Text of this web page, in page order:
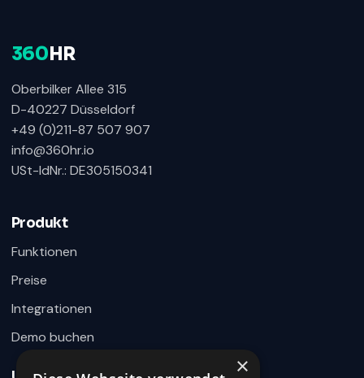
360 HR
Oberbilker Allee 315
D-40227 Düsseldorf
+49 (0)211-87 507 907
info@360hr.io
USt-IdNr.: DE305150341
Produkt
Funktionen
Preise
Integrationen
Demo buchen
360HR Chat
×